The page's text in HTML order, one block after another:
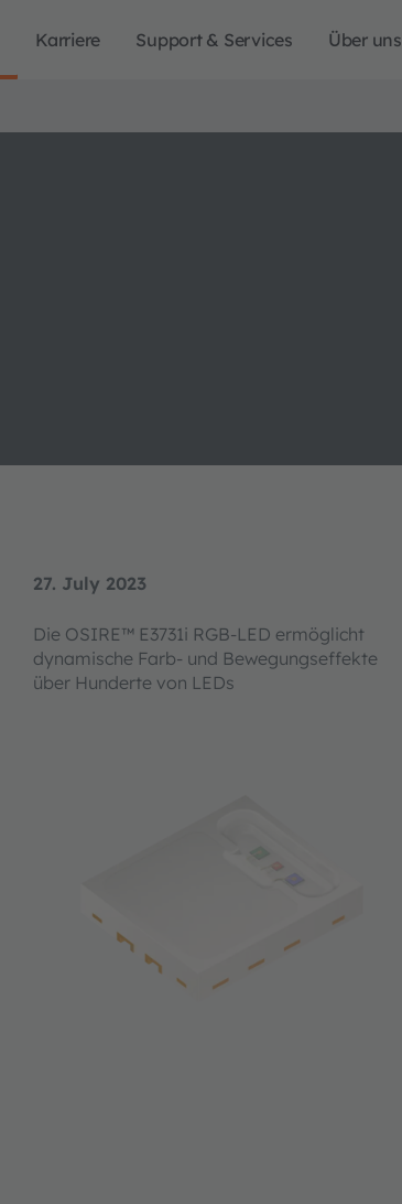
Karriere Support & Services Über uns
27. July 2023
Die OSIRE™ E3731i RGB-LED ermöglicht
dynamische Farb- und Bewegungseffekte
über Hunderte von LEDs